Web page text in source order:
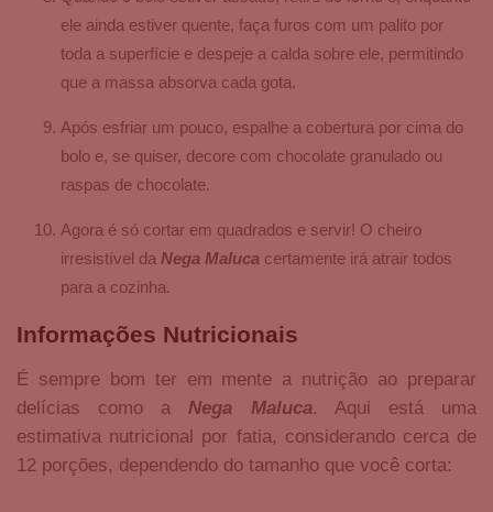
ele ainda estiver quente, faça furos com um palito por
toda a superfície e despeje a calda sobre ele, permitindo
que a massa absorva cada gota.
Após esfriar um pouco, espalhe a cobertura por cima do
bolo e, se quiser, decore com chocolate granulado ou
raspas de chocolate.
Agora é só cortar em quadrados e servir! O cheiro
irresistível da Nega Maluca certamente irá atrair todos
para a cozinha.
Informações Nutricionais
É sempre bom ter em mente a nutrição ao preparar
delícias como aNega Maluca. Aqui está uma
estimativa nutricional por fatia, considerando cerca de
12 porções, dependendo do tamanho que você corta: